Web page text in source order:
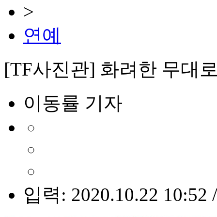
>
연예
[TF사진관] 화려한 무대
이동률 기자
입력: 2020.10.22 10:52